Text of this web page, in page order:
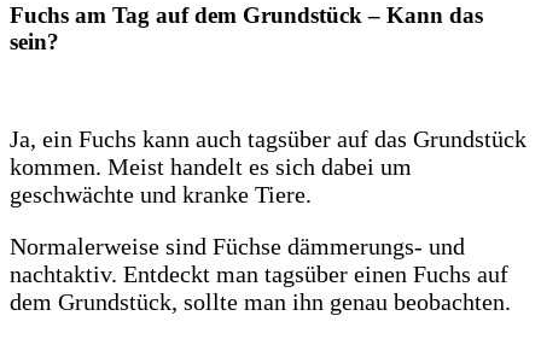
Fuchs am Tag auf dem Grundstück – Kann das
sein?
Ja, ein Fuchs kann auch tagsüber auf das Grundstück
kommen. Meist handelt es sich dabei um
geschwächte und kranke Tiere.
Normalerweise sind Füchse dämmerungs- und
nachtaktiv. Entdeckt man tagsüber einen Fuchs auf
dem Grundstück, sollte man ihn genau beobachten.